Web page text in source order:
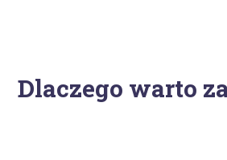
Dlaczego warto